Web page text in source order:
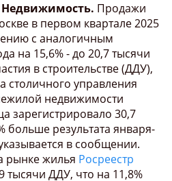
Продажи
в первом квартале 2025
с аналогичным
на 15,6% - до 20,7 тысячи
в строительстве (ДДУ),
столичного управления
недвижимости
зарегистрировало 30,7
больше результата января-
в сообщении.
рынке жилья Росреестр
тысячи ДДУ, что на 11,8%